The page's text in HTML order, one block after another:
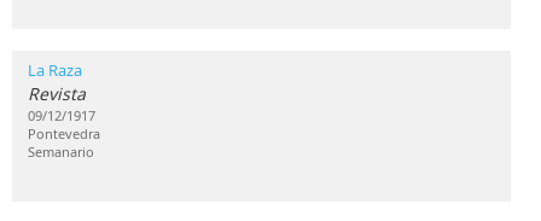
La Raza
Revista
09/12/1917
Pontevedra
Semanario